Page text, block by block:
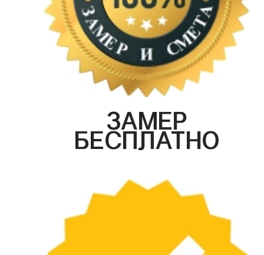
ЗАМЕР
БЕСПЛАТНО